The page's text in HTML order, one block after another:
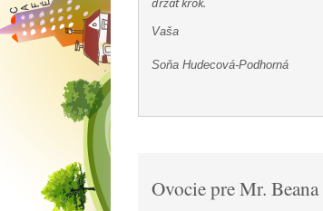
Vaša
Soňa Hudecová-Podhorná
Ovocie pre Mr. Beana